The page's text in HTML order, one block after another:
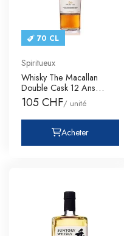
70 CL
Spiritueux
Whisky The Macallan
Double Cask 12 Ans
Single Mal
105 CHF/ unité
Acheter